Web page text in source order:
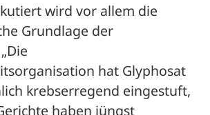
wird vor allem die
Grundlage der
hat Glyphosat
krebserregend eingestuft,
haben jüngst